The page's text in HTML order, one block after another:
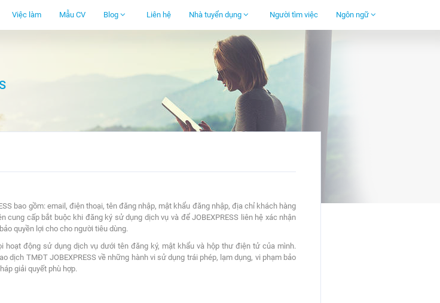
Việc làm Mẫu CV Blog Liên hệ Nhà tuyển dụng Người tìm việc Ngôn ngữ
bao gồm: email, điện thoại, tên đăng nhập, mật khẩu đăng nhập, địa chỉ khách hàng
cung cấp bắt buộc khi đăng ký sử dụng dịch vụ và để JOBEXPRESS liên hệ xác nhận
quyền lợi cho cho người tiêu dùng.
động sử dụng dịch vụ dưới tên đăng ký, mật khẩu và hộp thư điện tử của mình.
dịch TMĐT JOBEXPRESS về những hành vi sử dụng trái phép, lạm dụng, vi phạm bảo
giải quyết phù hợp.